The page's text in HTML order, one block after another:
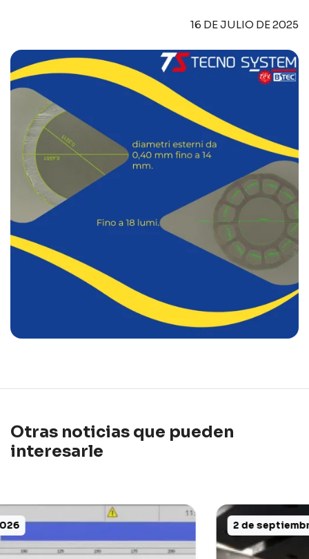
16 DE JULIO DE 2025
Otras noticias que pueden
interesarle
2 de septiembre de 2025